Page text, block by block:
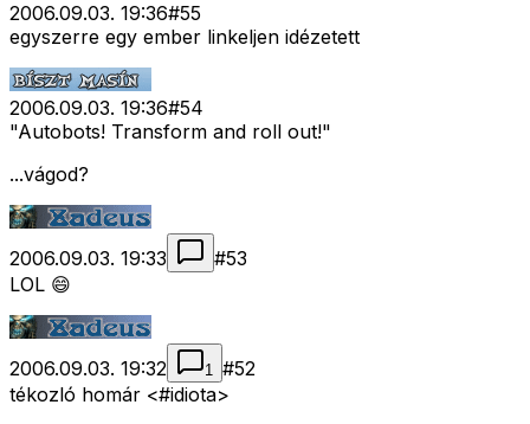
2006.09.03. 19:36#55
egyszerre egy ember linkeljen idézetett
2006.09.03. 19:36#54
"Autobots! Transform and roll out!"
...vágod?
2006.09.03. 19:33 #53
LOL 😄
2006.09.03. 19:32 1 #52
tékozló homár <#idiota>